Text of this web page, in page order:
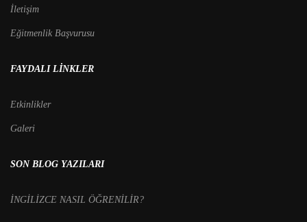
İletişim
Eğitmenlik Başvurusu
FAYDALI LINKLER
Etkinlikler
Galeri
SON BLOG YAZILARI
İNGİLİZCE NASIL ÖĞRENİLİR?